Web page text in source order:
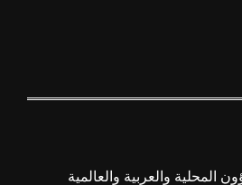
المحلية والعربية والعالمية